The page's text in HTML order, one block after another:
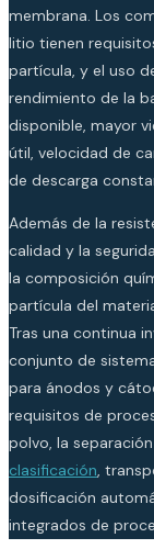
membrana. Los
litio tienen
partícula, y el uso
rendimiento de la
disponible, mayor
útil, velocidad de
de descarga
Además de la
calidad y la
la composición
partícula del
Tras una continua
conjunto de
para ánodos y
requisitos de
polvo, la
clasificación ,
dosificación
integrados de